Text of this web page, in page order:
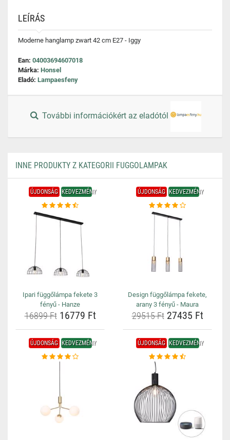
LEÍRÁS
Moderne hanglamp zwart 42 cm E27 - Iggy
Ean: 04003694607018
Márka: Honsel
Eladó: Lampaesfeny
További információkért az eladótól
INNE PRODUKTY Z KATEGORII FUGGOLAMPAK
ÚJDONSÁG KEDVEZMÉNY
Ipari függőlámpa fekete 3
fényű - Hanze
16899 Ft16779 Ft
ÚJDONSÁG KEDVEZMÉNY
Design függőlámpa fekete,
arany 3 fényű - Maura
29515 Ft27435 Ft
ÚJDONSÁG KEDVEZMÉNY ÚJDONSÁG KEDVEZMÉNY